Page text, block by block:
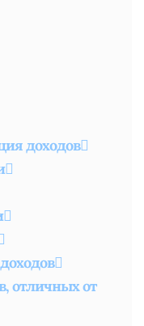
доходов
отличных от